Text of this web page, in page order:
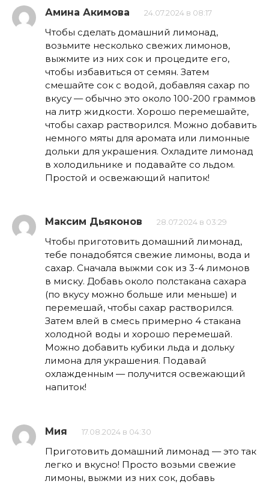
Амина Акимова 24.07.2024 в 08:17
Чтобы сделать домашний лимонад,
возьмите несколько свежих лимонов,
выжмите из них сок и процедите его,
чтобы избавиться от семян. Затем
смешайте сок с водой, добавляя сахар по
вкусу — обычно это около 100-200 граммов
на литр жидкости. Хорошо перемешайте,
чтобы сахар растворился. Можно добавить
немного мяты для аромата или лимонные
дольки для украшения. Охладите лимонад
в холодильнике и подавайте со льдом.
Простой и освежающий напиток!
Максим Дьяконов 28.07.2024 в 03:29
Чтобы приготовить домашний лимонад,
тебе понадобятся свежие лимоны, вода и
сахар. Сначала выжми сок из 3-4 лимонов
в миску. Добавь около полстакана сахара
(по вкусу можно больше или меньше) и
перемешай, чтобы сахар растворился.
Затем влей в смесь примерно 4 стакана
холодной воды и хорошо перемешай.
Можно добавить кубики льда и дольку
лимона для украшения. Подавай
охлажденным — получится освежающий
напиток!
Мия 17.08.2024 в 04:30
Приготовить домашний лимонад — это так
легко и вкусно! Просто возьми свежие
лимоны, выжми из них сок, добавь